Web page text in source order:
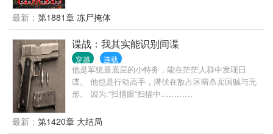
了……
最新： 第1881章 冻尸掩体
谍战：我其实能识别间谍
穿越 连载
他是军统最底层的小特务，能在茫茫人群中发现日
谍。 他也是行动高手，潜伏在敌占区暗杀卖国贼与无
形。 因为:“扫描眼”扫描中…………
最新： 第1420章 大结局